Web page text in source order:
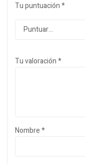
Tu puntuación*
Tu valoración*
Nombre*